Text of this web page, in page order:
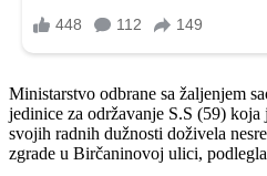
Ministarstvo odbrane sa žaljenjem
jedinice za održavanje S.S (59)
svojih radnih dužnosti doživela
zgrade u Birčaninovoj ulici,